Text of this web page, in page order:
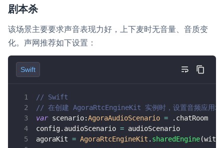
剧本杀
该场景主要要求声音表现力好，上下麦时无音量、音质变
化。声网推荐如下设置：
Swift
// Swift
// 在创建 AgoraRtcEngineKit 实例时，设置音频应用场
var scenario:AgoraAudioScenario = . chatRoom
config. audioScenario = audioScenario
agoraKit = AgoraRtcEngineKit . sharedEngine(with